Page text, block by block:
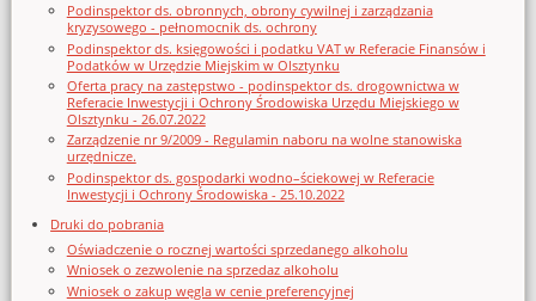
Podinspektor ds. obronnych, obrony cywilnej i zarządzania
kryzysowego - pełnomocnik ds. ochrony
Podinspektor ds. księgowości i podatku VAT w Referacie Finansów i
Podatków w Urzędzie Miejskim w Olsztynku
Oferta pracy na zastępstwo - podinspektor ds. drogownictwa w
Referacie Inwestycji i Ochrony Środowiska Urzędu Miejskiego w
Olsztynku - 26.07.2022
Zarządzenie nr 9/2009 - Regulamin naboru na wolne stanowiska
urzędnicze.
Podinspektor ds. gospodarki wodno–ściekowej w Referacie
Inwestycji i Ochrony Środowiska - 25.10.2022
Druki do pobrania
Oświadczenie o rocznej wartości sprzedanego alkoholu
Wniosek o zezwolenie na sprzedaz alkoholu
Wniosek o zakup węgla w cenie preferencyjnej